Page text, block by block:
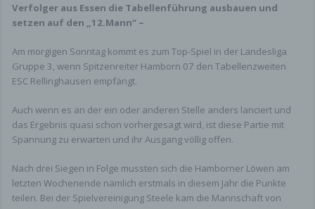
Verfolger aus Essen die Tabellenführung ausbauen und
setzen auf den „12.Mann“ –
Am morgigen Sonntag kommt es zum Top-Spiel in der Landesliga
Gruppe 3, wenn Spitzenreiter Hamborn 07 den Tabellenzweiten
ESC Rellinghausen empfängt.
Auch wenn es an der ein oder anderen Stelle anders lanciert und
das Ergebnis quasi schon vorhergesagt wird, ist diese Partie mit
Spannung zu erwarten und ihr Ausgang völlig offen.
Nach drei Siegen in Folge mussten sich die Hamborner Löwen am
letzten Wochenende nämlich erstmals in diesem Jahr die Punkte
teilen. Bei der Spielvereinigung Steele kam die Mannschaft von